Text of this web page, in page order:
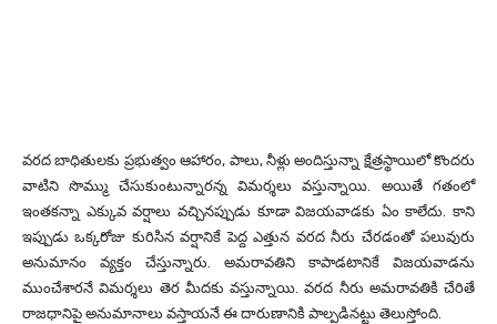
వరద బాధితులకు ప్రభుత్వం ఆహారం, పాలు, నీళ్లు అందిస్తున్నా క్షేత్రస్థాయిలో కొందరు
వాటిని సొమ్ము చేసుకుంటున్నారన్న విమర్శలు వస్తున్నాయి. అయితే గతంలో
ఇంతకన్నా ఎక్కువ వర్షాలు వచ్చినప్పుడు కూడా విజయవాడకు ఏం కాలేదు. కాని
ఇప్పుడు ఒక్కరోజు కురిసిన వర్షానికే పెద్ద ఎత్తున వరద నీరు చేరడంతో పలువురు
అనుమానం వ్యక్తం చేస్తున్నారు. అమరావతిని కాపాడటానికే విజయవాడను
ముంచేశారనే విమర్శలు తెర మీదకు వస్తున్నాయి. వరద నీరు అమరావతికి చేరితే
రాజధానిపై అనుమానాలు వస్తాయనే ఈ దారుణానికి పాల్పడినట్టు తెలుస్తోంది.